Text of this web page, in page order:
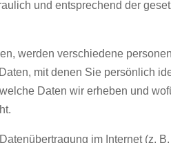
und entsprechend der
werden verschiedene
mit denen Sie persönlich
Daten wir erheben und
im Internet (z.